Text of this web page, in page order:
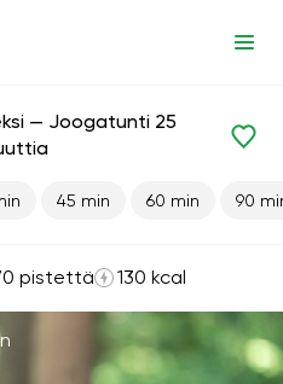
— Joogatunti 25
45 min 60 min 90
pistettä 130 kcal